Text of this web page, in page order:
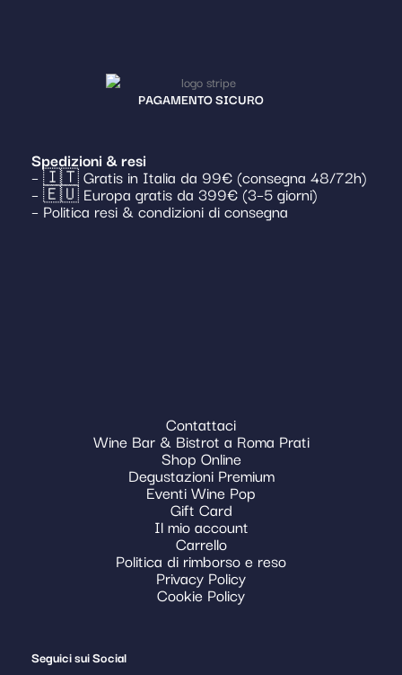
PAGAMENTO SICURO
Spedizioni & resi
– 🇮🇹 Gratis in Italia da 99€ (consegna 48/72h)
– 🇪🇺 Europa gratis da 399€ (3–5 giorni)
– Politica resi & condizioni di consegna
Contattaci
Wine Bar & Bistrot a Roma Prati
Shop Online
Degustazioni Premium
Eventi Wine Pop
Gift Card
Il mio account
Carrello
Politica di rimborso e reso
Privacy Policy
Cookie Policy
Seguici sui Social